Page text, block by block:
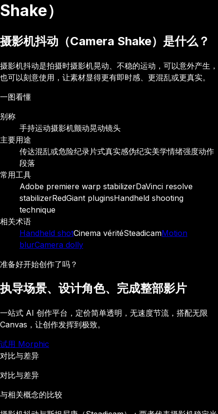
Shake）
摄影机抖动（Camera Shake）是什么？
摄影机抖动是拍摄时摄影机晃动、不稳的运动，可以意外产生，
也可以刻意使用，让素材显得更有即时感、更混乱或更真实。
一图看懂
别称
手持运动摄影机颤动晃动镜头
主要用途
传达混乱或危险纪录片式真实感伪纪实美学情绪强度动作
段落
常用工具
Adobe premiere warp stabilizerDaVinci resolve
stabilizerRedGiant pluginsHandheld shooting
technique
相关术语
Handheld shotCinema véritéSteadicamMotion
blurCamera dolly
准备好开始创作了吗？
执导场景、设计角色、完成整部影片
一站式 AI 创作平台，定价简单透明，无速度节流，搭配无限
Canvas，让创作发挥到极致。
试用 Morphic
对比与差异
对比与差异
与相关概念的比较